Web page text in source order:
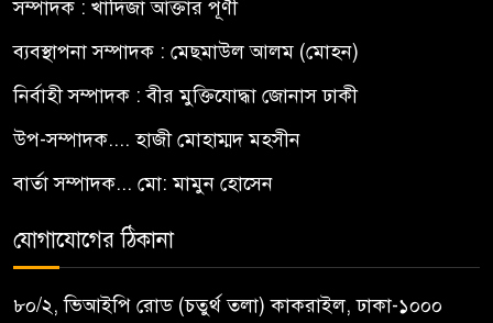
সম্পাদক : খাদিজা আক্তার পূর্ণী
ব্যবস্থাপনা সম্পাদক : মেছমাউল আলম (মোহন)
নির্বাহী সম্পাদক : বীর মুক্তিযোদ্ধা জোনাস ঢাকী
উপ-সম্পাদক.... হাজী মোহাম্মদ মহসীন
বার্তা সম্পাদক... মো: মামুন হোসেন
যোগাযোগের ঠিকানা
৮০/২, ভিআইপি রোড (চতুর্থ তলা) কাকরাইল, ঢাকা-১০০০